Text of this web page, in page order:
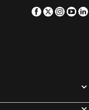
bed and breakfasts
Facebook
Twitter